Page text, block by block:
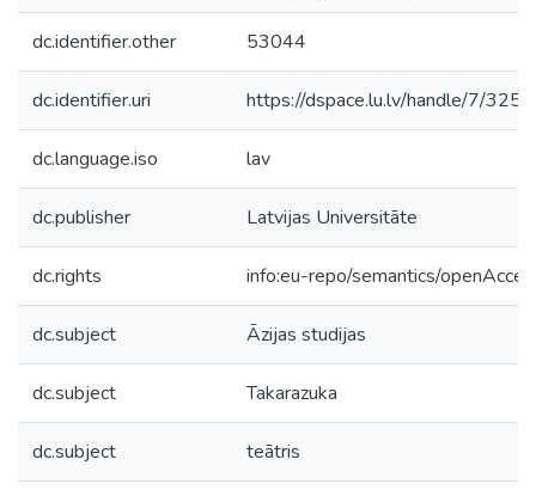
dc.identifier.other 53044
dc.identifier.uri https://dspace.lu.lv/handle/7/
dc.language.iso lav
dc.publisher Latvijas Universitāte
dc.rights info:eu-repo/semantics/
dc.subject Āzijas studijas
dc.subject Takarazuka
dc.subject teātris